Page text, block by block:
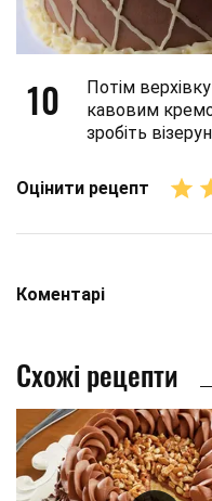
10
Потім
кавовим
зробіть
Оцінити рецепт
Коментарі
Схожі рецепти